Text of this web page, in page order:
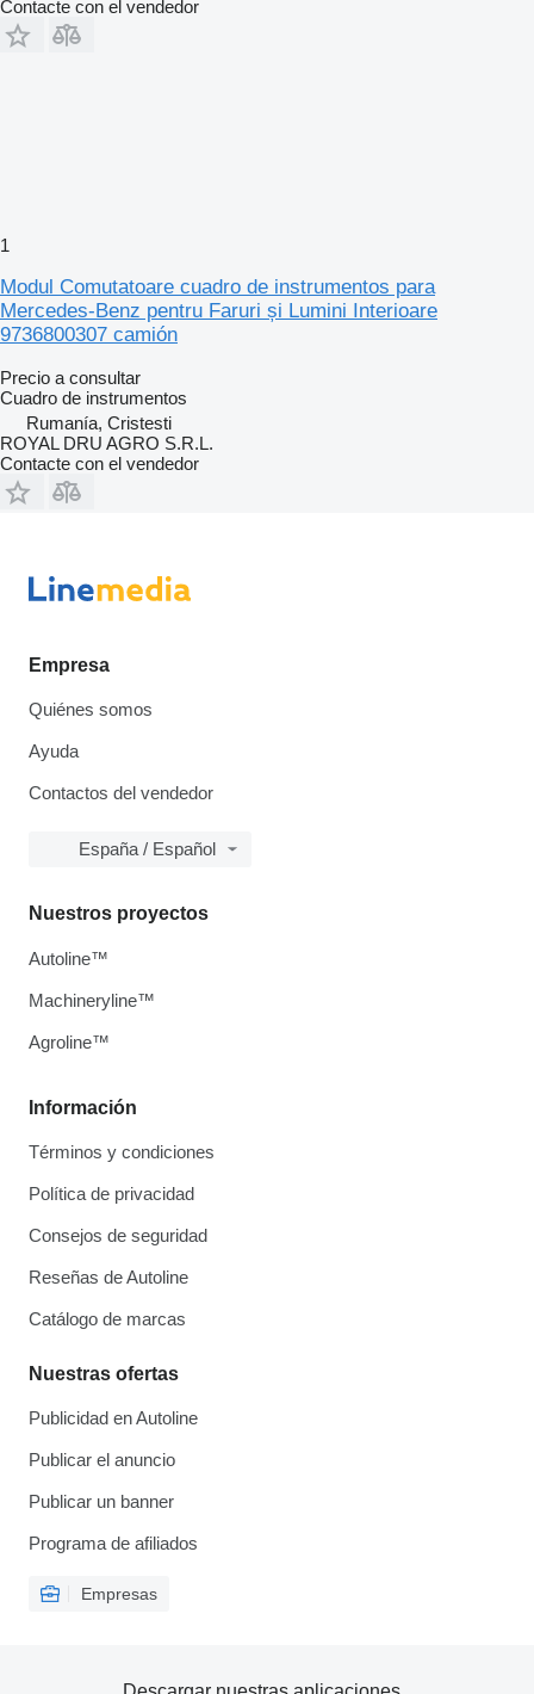
Contacte con el vendedor
1
Modul Comutatoare cuadro de instrumentos para
Mercedes-Benz pentru Faruri și Lumini Interioare
9736800307 camión
Precio a consultar
Cuadro de instrumentos
Rumanía, Cristesti
ROYAL DRU AGRO S.R.L.
Contacte con el vendedor
Empresa
Quiénes somos
Ayuda
Contactos del vendedor
España / Español
Información
Términos y condiciones
Política de privacidad
Consejos de seguridad
Reseñas de Autoline
Catálogo de marcas
Nuestras ofertas
Publicidad en Autoline
Publicar el anuncio
Publicar un banner
Programa de afiliados
Empresas
Nuestros proyectos
Autoline™
Machineryline™
Agroline™